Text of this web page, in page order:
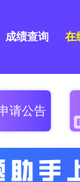
成绩查询 在
请公告